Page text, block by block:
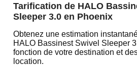
Tarification de HALO
Sleeper 3.0 en Phoenix
Obtenez une estimation
HALO Bassinest Swivel Sleeper
fonction de votre destination et
location.